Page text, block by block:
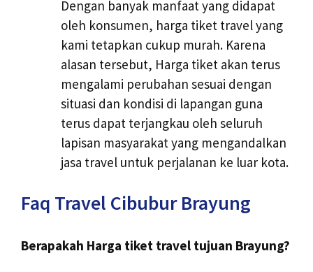
Dengan banyak manfaat yang didapat
oleh konsumen, harga tiket travel yang
kami tetapkan cukup murah. Karena
alasan tersebut, Harga tiket akan terus
mengalami perubahan sesuai dengan
situasi dan kondisi di lapangan guna
terus dapat terjangkau oleh seluruh
lapisan masyarakat yang mengandalkan
jasa travel untuk perjalanan ke luar kota.
Faq Travel Cibubur Brayung
Berapakah Harga tiket travel tujuan Brayung?